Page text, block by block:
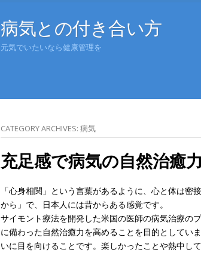
病気との付き合い方
元気でいたいなら健康管理を
CATEGORY ARCHIVES: 病気
充足感で病気の自然治癒
「心身相関」という言葉があるように、心と体は
から」で、日本人には昔からある感覚です。
サイモント療法を開発した米国の医師の病気治療の
に備わった自然治癒力を高めることを目的としてい
いに目を向けることです。楽しかったことや熱中し